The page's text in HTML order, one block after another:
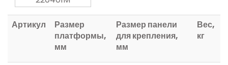
Артикул
Размер
платформы,
мм
Размер панели
для крепления,
мм
Вес,
кг